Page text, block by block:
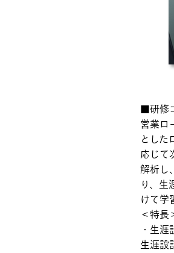
■研修
営業ロ
とした
応じて
解析し
り、
けて学
＜特長
・生
生涯設